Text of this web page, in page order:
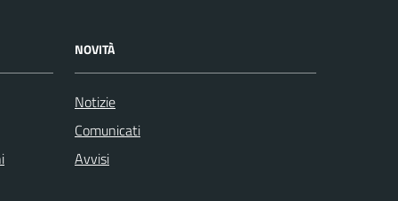
NOVITÀ
Notizie
Comunicati
Avvisi